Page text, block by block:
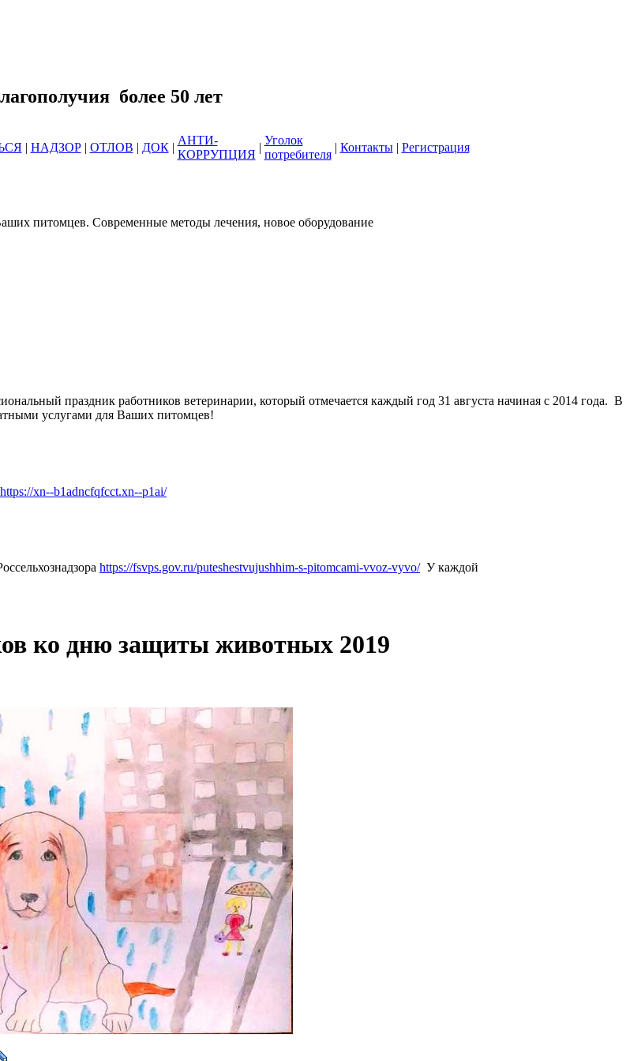
благополучия более 50 лет
| НАДЗОР | ОТЛОВ | ДОК |
АНТИ-
КОРРУПЦИЯ
|
Уголок
потребителя
| Контакты | Регистрация
питомцев. Современные методы лечения, новое оборудование
праздник работников ветеринарии, который отмечается каждый год 31 августа начиная с 2014 года. В
услугами для Ваших питомцев!
https://xn--b1adncfqfcct.xn--p1ai/
https://fsvps.gov.ru/puteshestvujushhim-s-pitomcami-vvoz-vyvo/У каждой
ко дню защиты животных 2019